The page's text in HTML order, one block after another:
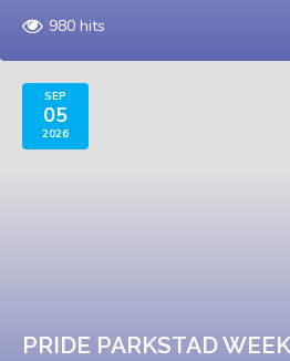
980 hits
SEP
05
2026
PRIDE PARKSTAD WEEK